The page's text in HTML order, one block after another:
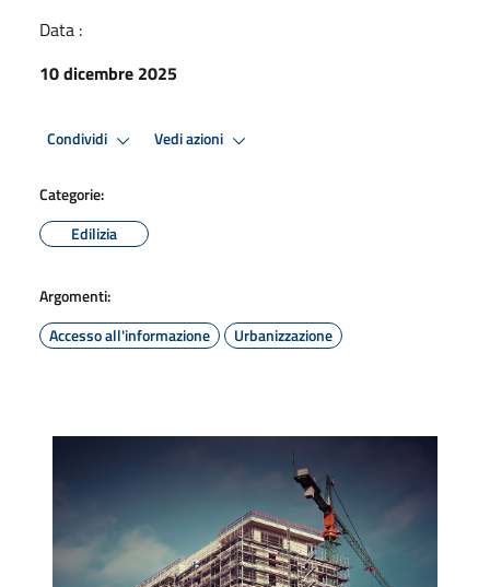
Data :
10 dicembre 2025
Condividi Vedi azioni
Categorie:
Edilizia
Argomenti:
Accesso all'informazione
Urbanizzazione